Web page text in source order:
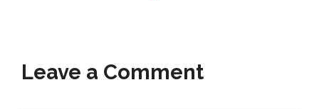
Leave a Comment